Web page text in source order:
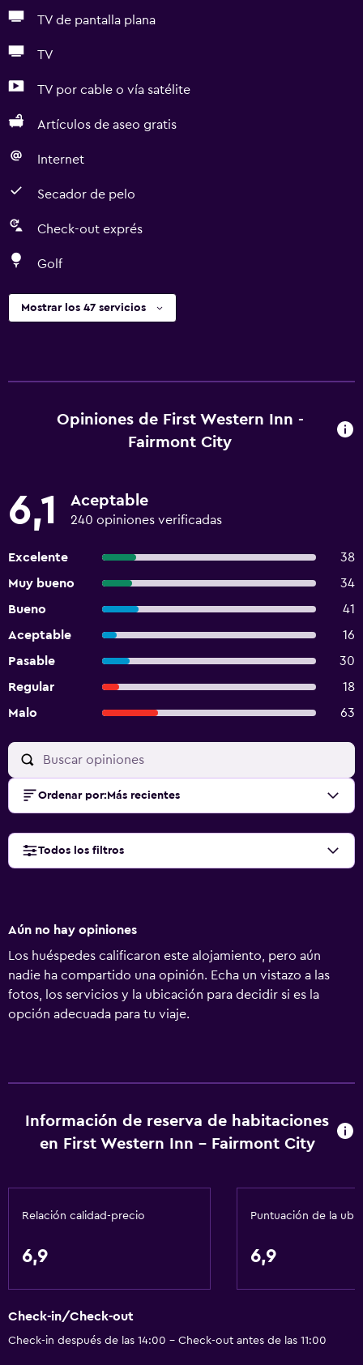
TV de pantalla plana
TV
TV por cable o vía satélite
Artículos de aseo gratis
Internet
Secador de pelo
Check-out exprés
Golf
Mostrar los 47 servicios
Opiniones de First Western Inn -
Fairmont City
6,1 Aceptable
240 opiniones verificadas
Excelente
38
Muy bueno
34
Bueno
41
Aceptable
16
Pasable
30
Regular
18
Malo
63
Ordenar por: Más recientes
Todos los filtros
Aún no hay opiniones
Los huéspedes calificaron este alojamiento, pero aún
nadie ha compartido una opinión. Echa un vistazo a las
fotos, los servicios y la ubicación para decidir si es la
opción adecuada para tu viaje.
Información de reserva de habitaciones
en First Western Inn - Fairmont City
Relación calidad-precio
6,9
Puntuación de la
6,9
Check-in/Check-out
Check-in después de las 14:00 - Check-out antes de las 11:00